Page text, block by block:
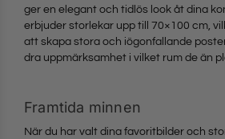
ger en elegant och tidlös look åt dina
erbjuder storlekar upp till 70×100 cm,
att skapa stora och iögonfallande
dra uppmärksamhet i vilket rum de än
Framtida minnen
När du har valt dina favoritbilder och